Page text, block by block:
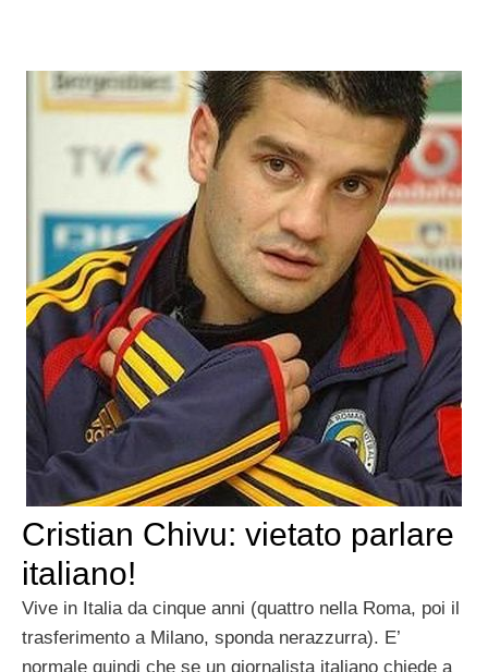
Cristian Chivu: vietato parlare
italiano!
Vive in Italia da cinque anni (quattro nella Roma, poi il
trasferimento a Milano, sponda nerazzurra). E’
normale quindi che se un giornalista italiano chiede a